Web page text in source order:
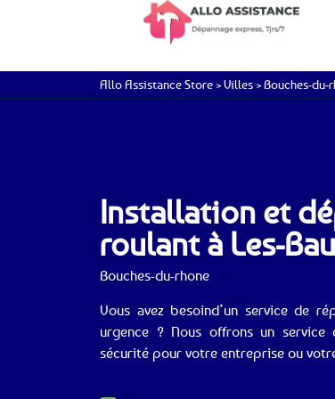
Allo Assistance Store >Villes >Bouches-du-
Installation et
roulant à Les-
Bouches-du-rhone
Vous avez besoind’un service de
urgence ? Nous offrons un
sécurité pour votre entreprise ou